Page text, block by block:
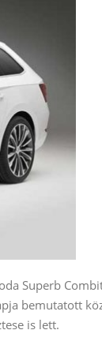
Superb
bemutatott
is lett.